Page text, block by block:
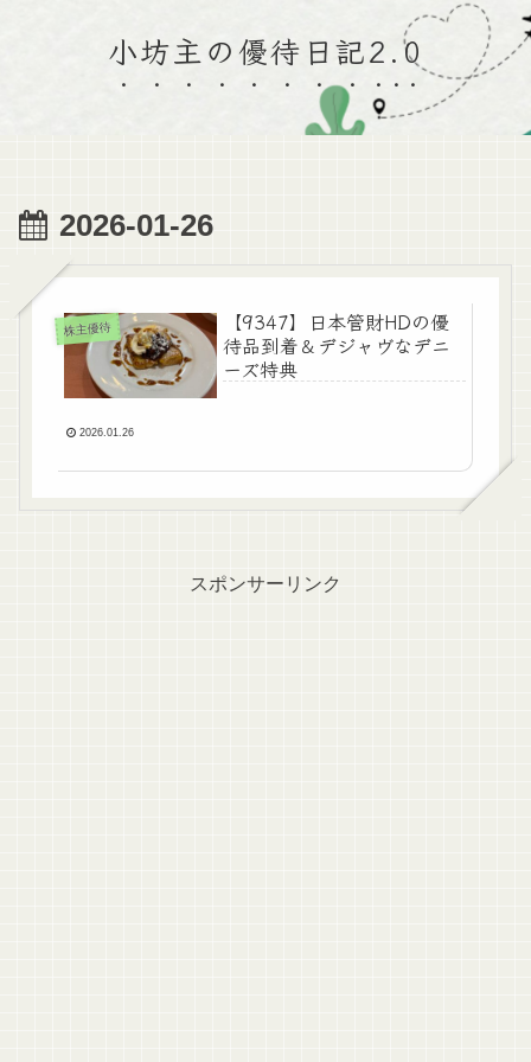
小坊主の優待日記2.0
2026-01-26
株主優待
【9347】日本管財HDの優
待品到着＆デジャヴなデニ
ーズ特典
2026.01.26
スポンサーリンク